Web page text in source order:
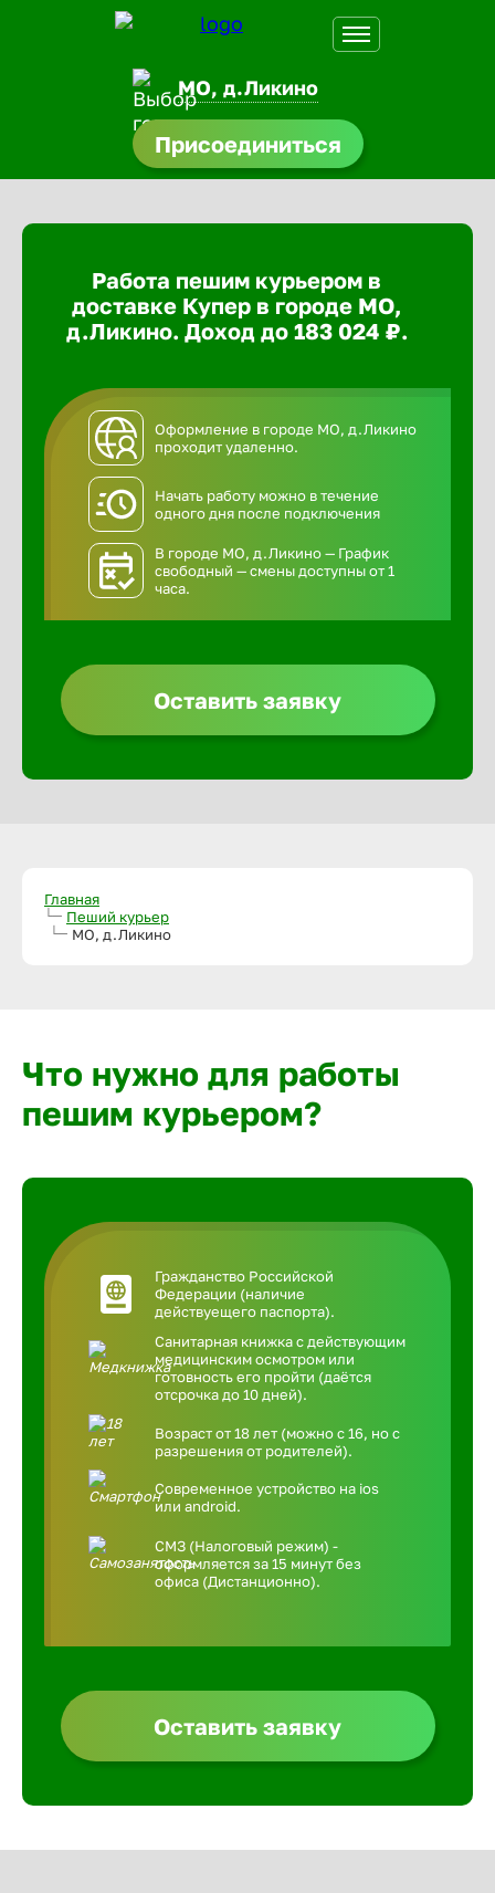
МО, д.Ликино
Присоединиться
Работа пешим курьером в
доставке Купер в городе МО,
д.Ликино. Доход до 183 024 ₽.
Оформление в городе МО, д.Ликино
проходит удаленно.
Начать работу можно в течение
одного дня после подключения
В городе МО, д.Ликино — График
свободный — смены доступны от 1
часа.
Оставить заявку
Главная
Пеший курьер
МО, д.Ликино
Что нужно для работы
пешим курьером?
Гражданство Российской
Федерации (наличие
действуещего паспорта).
Санитарная книжка с действующим
медицинским осмотром или
готовность его пройти (даётся
отсрочка до 10 дней).
Возраст от 18 лет (можно с 16, но с
разрешения от родителей).
Современное устройство на ios
или android.
СМЗ (Налоговый режим) -
оформляется за 15 минут без
офиса (Дистанционно).
Оставить заявку